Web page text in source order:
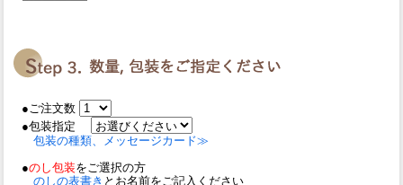
●ご注文数
●包装指定
包装の種類、メッセージカード≫
●のし包装をご選択の方
のしの表書き とお名前をご記入ください